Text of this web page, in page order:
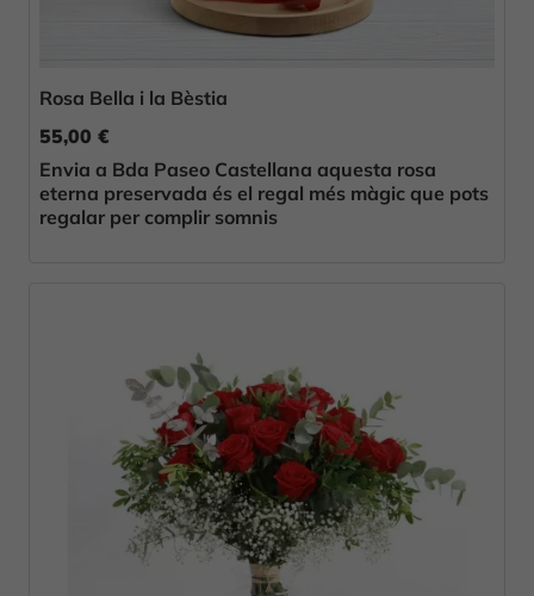
Rosa Bella i la Bèstia
55,00 €
Envia a Bda Paseo Castellana aquesta rosa
eterna preservada és el regal més màgic que pots
regalar per complir somnis